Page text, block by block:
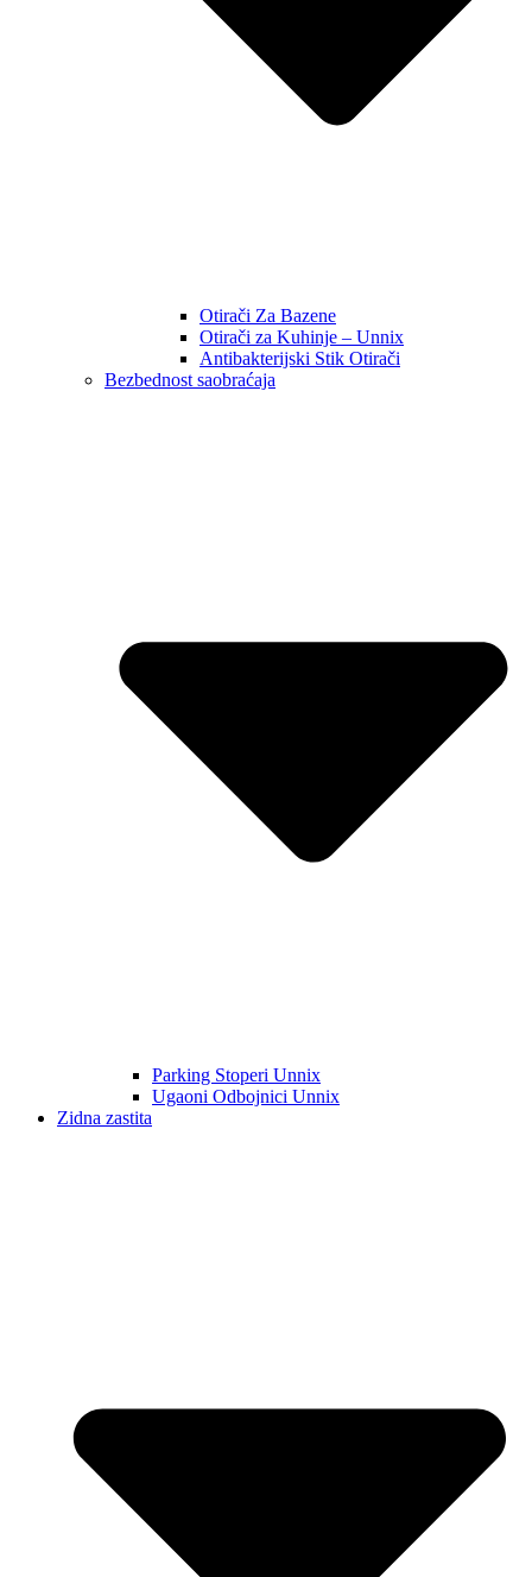
Otirači Za Bazene
Otirači za Kuhinje – Unnix
Antibakterijski Stik Otirači
Bezbednost saobraćaja
Parking Stoperi Unnix
Ugaoni Odbojnici Unnix
Zidna zastita